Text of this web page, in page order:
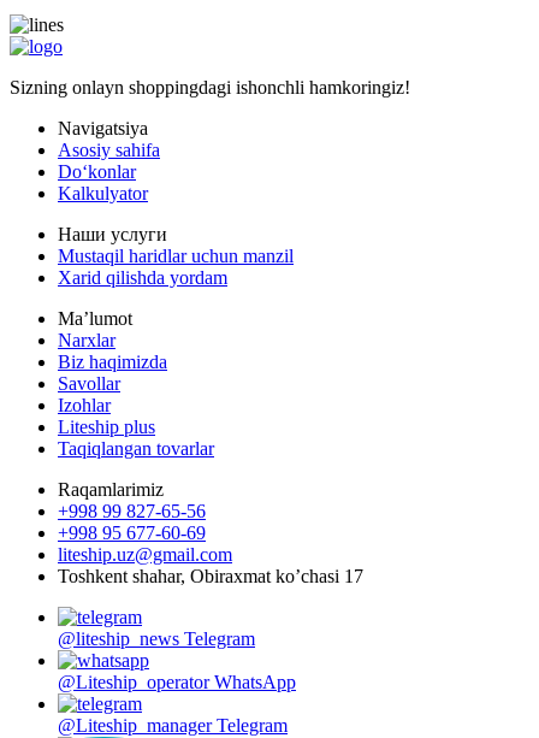
Sizning onlayn shoppingdagi ishonchli hamkoringiz!
Navigatsiya
Asosiy sahifa
Doʻkonlar
Kalkulyator
Наши услуги
Mustaqil haridlar uchun manzil
Xarid qilishda yordam
Maʼlumot
Narxlar
Biz haqimizda
Savollar
Izohlar
Liteship plus
Taqiqlangan tovarlar
Raqamlarimiz
+998 99 827-65-56
+998 95 677-60-69
liteship.uz@gmail.com
Toshkent shahar, Obiraxmat ko’chasi 17
@liteship_news Telegram
@Liteship_operator WhatsApp
@Liteship_manager Telegram